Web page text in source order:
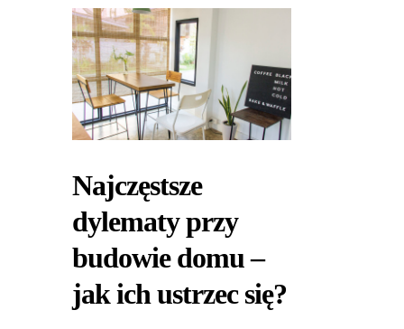
Najczęstsze
dylematy przy
budowie domu –
jak ich ustrzec się?